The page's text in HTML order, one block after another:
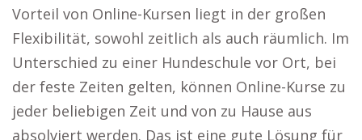
Vorteil von Online-Kursen liegt in der großen
Flexibilität, sowohl zeitlich als auch räumlich. Im
Unterschied zu einer Hundeschule vor Ort, bei
der feste Zeiten gelten, können Online-Kurse zu
jeder beliebigen Zeit und von zu Hause aus
absolviert werden. Das ist eine gute Lösung für